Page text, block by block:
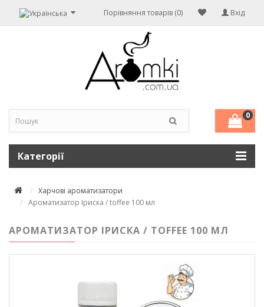
Вхід
Порівняння товарів (0)
0
Категорії
Харчові ароматизатори
Ароматизатор Іриска / toffee 100 мл
АРОМАТИЗАТОР ІРИСКА / TOFFEE 100 МЛ